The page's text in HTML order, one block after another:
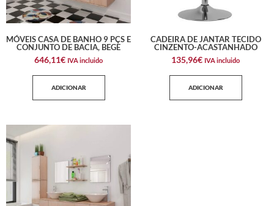
MÓVEIS CASA DE BANHO 9 PÇS E
CONJUNTO DE BACIA, BEGE
646,11€ IVA incluido
ADICIONAR
CADEIRA DE JANTAR TECIDO
CINZENTO-ACASTANHADO
135,96€ IVA incluido
ADICIONAR